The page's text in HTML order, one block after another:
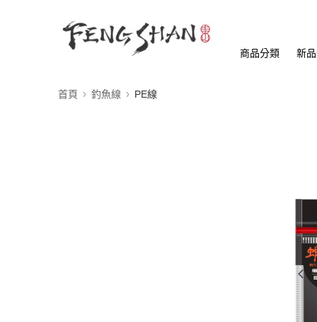
商品分類 新
首頁 釣魚線 PE線